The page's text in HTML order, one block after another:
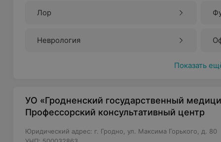
Лор
Неврология
Показать
УО «Гродненский государственный
Профессорский консультативный центр
Юридический адрес: г. Гродно, ул. Максима Горького, д. 80